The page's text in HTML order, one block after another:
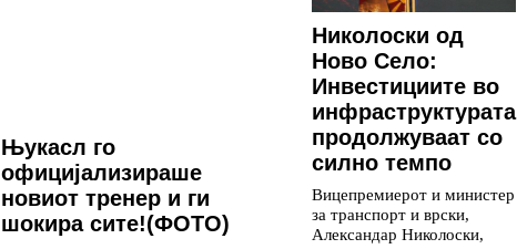
Њукасл го
официјализираше
новиот тренер и ги
шокира сите!(ФОТО)
Николоски од
Ново Село:
Инвестициите во
инфраструктурата
продолжуваат со
силно темпо
Вицепремиерот и министер
за транспорт и врски,
Александар Николоски,